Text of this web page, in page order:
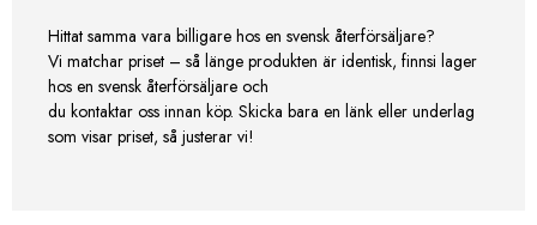
Hittat samma vara billigare hos en svensk återförsäljare?
Vi matchar priset – så länge produkten är identisk, finnsi lager
hos en svensk återförsäljare och
du kontaktar oss innan köp. Skicka bara en länk eller underlag
som visar priset, så justerar vi!